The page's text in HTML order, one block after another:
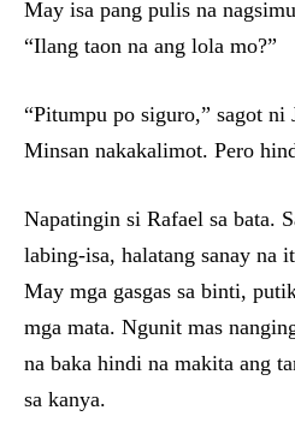
May isa pang pulis na
“Ilang taon na ang lola mo?”
“Pitumpu po siguro,” sagot ni
Minsan nakakalimot. Pero
Napatingin si Rafael sa bata.
labing-isa, halatang sanay na
May mga gasgas sa binti,
mga mata. Ngunit mas
na baka hindi na makita ang
sa kanya.